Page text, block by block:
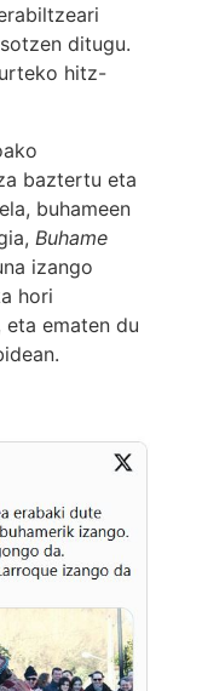
ditugu.
hitz-
baztertu eta
buhameen
Buhame
izango
hori
ematen du